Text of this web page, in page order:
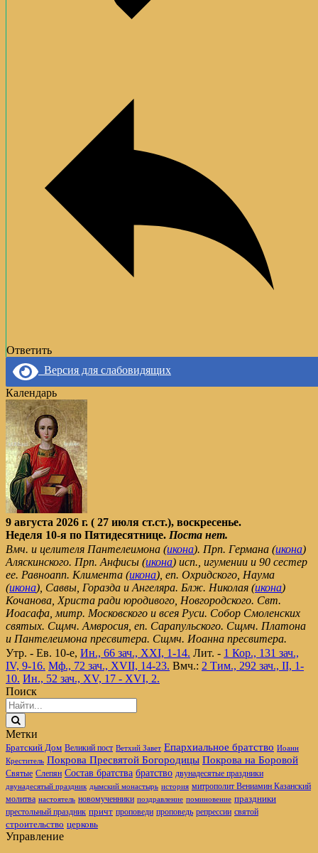
Ответить
Версия для слабовидящих
Календарь
9 августа 2026 г. ( 27 июля ст.ст.), воскресенье.
Неделя 10-я по Пятидесятнице. Поста нет.
Вмч. и целителя Пантелеимона (икона). Прп. Германа (икона)
Аляскинского. Прп. Анфисы (икона) исп., игумении и 90 сестер
ее. Равноапп. Климента (икона), еп. Охридского, Наума
(икона), Саввы, Горазда и Ангеляра. Блж. Николая (икона)
Кочанова, Христа ради юродивого, Новгородского. Свт.
Иоасафа, митр. Московского и всея Руси. Собор Смоленских
святых. Сщмч. Амвросия, еп. Сарапульского. Сщмч. Платона
и Пантелеимона пресвитера. Сщмч. Иоанна пресвитера.
Утр. - Ев. 10-е, Ин., 66 зач., XXI, 1-14. Лит. - 1 Кор., 131 зач.,
IV, 9-16. Мф., 72 зач., XVII, 14-23. Вмч.: 2 Тим., 292 зач., II, 1-
10. Ин., 52 зач., XV, 17 - XVI, 2.
Поиск
Метки
Братский Дом Великий пост Ветхий Завет Епархиальное братство Иоанн
Креститель Покрова Пресвятой Богородицы Покрова на Боровой
Святые Слепян Состав братства братство двунадесятые праздники
двунадесятый праздник дымский монастырь история митрополит Вениамин Казанский
молитва настоятель новомученники поздравление поминовение праздники
престольный праздник причт проповеди проповедь репрессии святой
строительство церковь
Управление